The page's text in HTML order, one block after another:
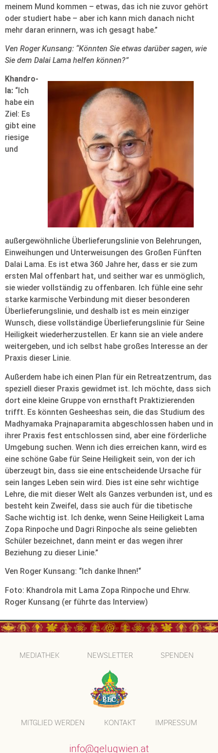
meinem Mund kommen – etwas, das ich nie zuvor gehört
oder studiert habe – aber ich kann mich danach nicht
mehr daran erinnern, was ich gesagt habe.”
Ven Roger Kunsang: “Könnten Sie etwas darüber sagen, wie
Sie dem Dalai Lama helfen können?”
Khandro-
la: “Ich
habe ein
Ziel: Es
gibt eine
riesige
und
außergewöhnliche Überlieferungslinie von Belehrungen,
Einweihungen und Unterweisungen des Großen Fünften
Dalai Lama. Es ist etwa 360 Jahre her, dass er sie zum
ersten Mal offenbart hat, und seither war es unmöglich,
sie wieder vollständig zu offenbaren. Ich fühle eine sehr
starke karmische Verbindung mit dieser besonderen
Überlieferungslinie, und deshalb ist es mein einziger
Wunsch, diese vollständige Überlieferungslinie für Seine
Heiligkeit wiederherzustellen. Er kann sie an viele andere
weitergeben, und ich selbst habe großes Interesse an der
Praxis dieser Linie.
Außerdem habe ich einen Plan für ein Retreatzentrum, das
speziell dieser Praxis gewidmet ist. Ich möchte, dass sich
dort eine kleine Gruppe von ernsthaft Praktizierenden
trifft. Es könnten Gesheeshas sein, die das Studium des
Madhyamaka Prajnaparamita abgeschlossen haben und in
ihrer Praxis fest entschlossen sind, aber eine förderliche
Umgebung suchen. Wenn ich dies erreichen kann, wird es
eine schöne Gabe für Seine Heiligkeit sein, von der ich
überzeugt bin, dass sie eine entscheidende Ursache für
sein langes Leben sein wird. Dies ist eine sehr wichtige
Lehre, die mit dieser Welt als Ganzes verbunden ist, und es
besteht kein Zweifel, dass sie auch für die tibetische
Sache wichtig ist. Ich denke, wenn Seine Heiligkeit Lama
Zopa Rinpoche und Dagri Rinpoche als seine geliebten
Schüler bezeichnet, dann meint er das wegen ihrer
Beziehung zu dieser Linie.”
Ven Roger Kunsang: “Ich danke Ihnen!“
Foto: Khandrola mit Lama Zopa Rinpoche und Ehrw.
Roger Kunsang (er führte das Interview)
MEDIATHEK NEWSLETTER SPENDEN
MITGLIED WERDEN KONTAKT IMPRESSUM
info@gelugwien.at